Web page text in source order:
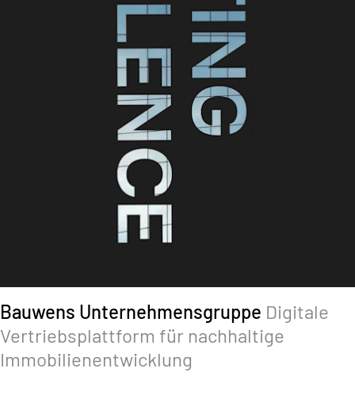
Bauwens Unternehmensgruppe Digitale
Vertriebsplattform für nachhaltige
Immobilienentwicklung